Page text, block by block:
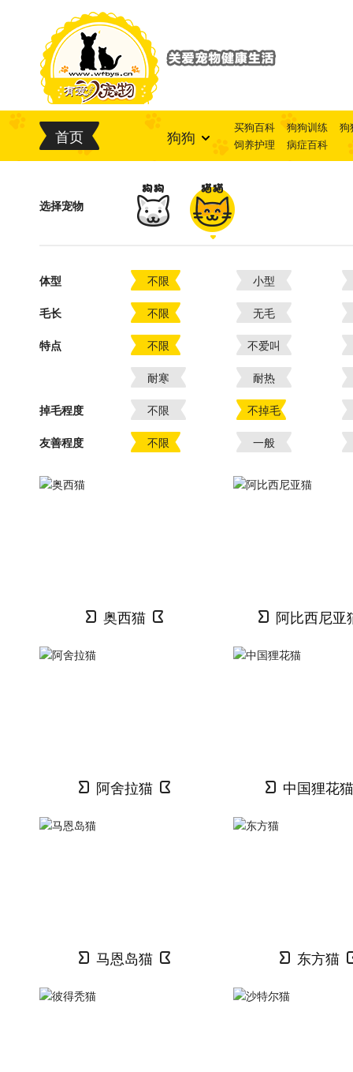
首页 狗狗 买狗百科 狗狗训练
狗
饲养护理
病症百科
选择宠物
体型 不限 小型
毛长 不限 无毛
特点 不限 不爱叫
耐寒 耐热
掉毛程度 不限 不掉毛
友善程度 不限 一般
奥西猫 阿比西尼亚
阿舍拉猫 中国狸花猫
马恩岛猫 东方猫